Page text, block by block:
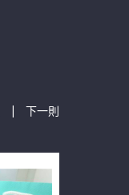
| 下一則